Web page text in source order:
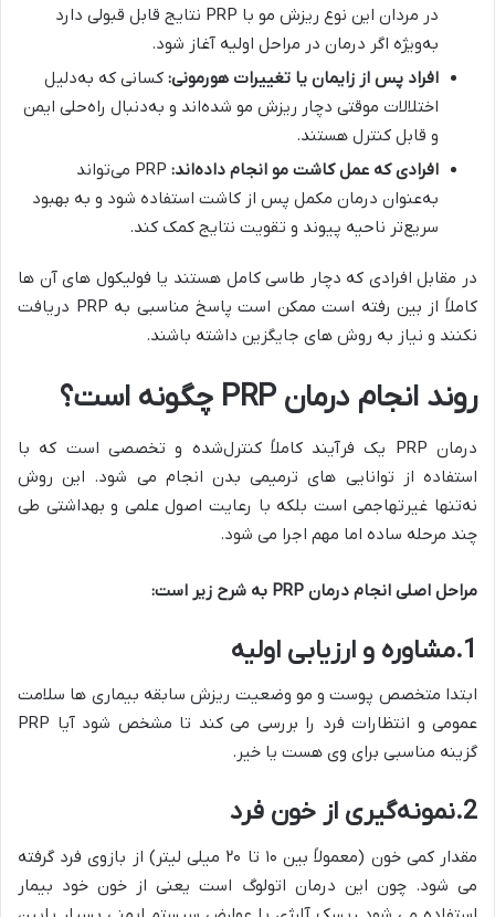
در مردان این نوع ریزش مو با PRP نتایج قابل قبولی دارد
به‌ویژه اگر درمان در مراحل اولیه آغاز شود.
افراد پس از زایمان یا تغییرات هورمونی: کسانی که به‌دلیل
اختلالات موقتی دچار ریزش مو شده‌اند و به‌دنبال راه‌حلی ایمن
و قابل کنترل هستند.
افرادی که عمل کاشت مو انجام داده‌اند:
PRP می‌تواند
به‌عنوان درمان مکمل پس از کاشت استفاده شود و به بهبود
سریع‌تر ناحیه پیوند و تقویت نتایج کمک کند.
در مقابل افرادی که دچار طاسی کامل هستند یا فولیکول‌ های آن‌ ها
کاملاً از بین رفته است ممکن است پاسخ مناسبی به PRP دریافت
نکنند و نیاز به روش‌ های جایگزین داشته باشند.
روند انجام درمان چگونه است؟
درمان PRP یک فرآیند کاملاً کنترل‌شده و تخصصی است که با
استفاده از توانایی‌ های ترمیمی بدن انجام می‌ شود. این روش
نه‌تنها غیرتهاجمی است بلکه با رعایت اصول علمی و بهداشتی طی
چند مرحله‌ ساده اما مهم اجرا می‌ شود.
مراحل اصلی انجام درمان به شرح زیر است:
1.مشاوره و ارزیابی اولیه
ابتدا متخصص پوست و مو وضعیت ریزش سابقه بیماری‌ ها سلامت
عمومی و انتظارات فرد را بررسی می‌ کند تا مشخص شود آیا PRP
گزینه مناسبی برای وی هست یا خیر.
2.نمونه‌گیری از خون فرد
مقدار کمی خون (معمولاً بین ۱۰ تا ۲۰ میلی‌ لیتر) از بازوی فرد گرفته
می‌ شود. چون این درمان اتولوگ است یعنی از خون خود بیمار